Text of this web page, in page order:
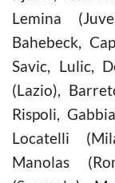
Lemina
Bahebeck,
Savic, Lulic,
(Lazio),
Rispoli,
Locatelli
Manolas